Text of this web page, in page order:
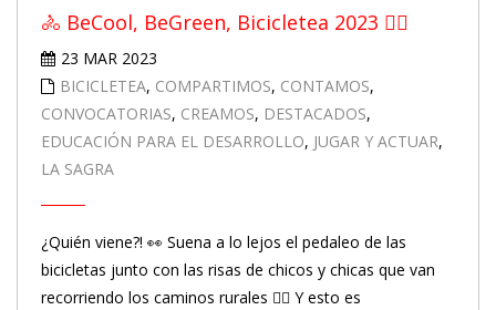
🚴 BeCool, BeGreen, Bicicletea 2023 🚴‍♀️
23 MAR 2023
BICICLETEA, COMPARTIMOS, CONTAMOS,
CONVOCATORIAS, CREAMOS, DESTACADOS,
EDUCACIÓN PARA EL DESARROLLO, JUGAR Y ACTUAR,
LA SAGRA
¿Quién viene?! 👀 Suena a lo lejos el pedaleo de las
bicicletas junto con las risas de chicos y chicas que van
recorriendo los caminos rurales 🚴‍♀️ Y esto es